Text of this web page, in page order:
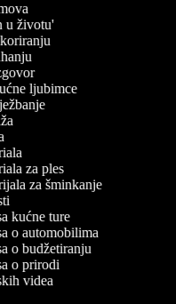
u životu'
ljubimce
za ples
za šminkanje
kućne ture
o automobilima
o budžetiranju
o prirodi
videa